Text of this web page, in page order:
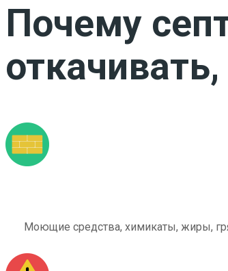
Почему
Моющие средства, химикаты, жиры,